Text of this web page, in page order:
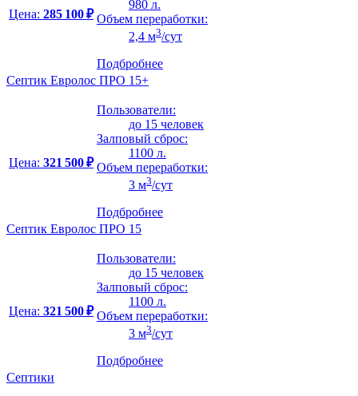
Цена: 285 100 ₽
980 л.
Объем переработки:
2,4 м3/сут
Подбробнее
Септик Евролос ПРО 15+
Цена: 321 500 ₽
Пользователи:
до 15 человек
Залповый сброс:
1100 л.
Объем переработки:
3 м3/сут
Подбробнее
Септик Евролос ПРО 15
Цена: 321 500 ₽
Пользователи:
до 15 человек
Залповый сброс:
1100 л.
Объем переработки:
3 м3/сут
Подбробнее
Септики